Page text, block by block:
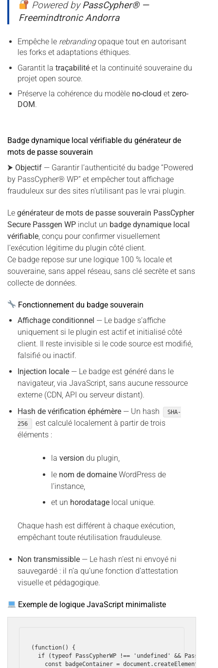
Powered byPassCypher® —
Freemindtronic Andorra
Empêche le rebrandingopaque tout en autorisant
les forks et adaptations éthiques.
Garantit la traçabilitéet la continuité souveraine du
projet open source.
Préserve la cohérence du modèle no-cloud et zero-
DOM.
Badge dynamique local vérifiable du générateur de
mots de passe souverain
⮞ Objectif — Garantir l’authenticité du badge “Powered
by PassCypher® WP” et empêcher tout affichage
frauduleux sur des sites n’utilisant pas le vrai plugin.
Le générateur de mots de passe souverain PassCypher
Secure Passgen WP inclut un badge dynamique local
vérifiable, conçu pour confirmer visuellement
l’exécution légitime du plugin côté client.
Ce badge repose sur une logique 100 % locale et
souveraine, sans appel réseau, sans clé secrète et sans
collecte de données.
Fonctionnement du badge souverain
Affichage conditionnel — Le badge s’affiche
uniquement si le plugin est actif et initialisé côté
client. Il reste invisible si le code source est modifié,
falsifié ou inactif.
Injection locale— Le badge est généré dans le
navigateur, via JavaScript, sans aucune ressource
externe (CDN, API ou serveur distant).
Hash de vérification éphémère— Un hash
SHA-
256
est calculé localement à partir de trois
éléments :
la version du plugin,
le nom de domaineWordPress de
l’instance,
et un horodatagelocal unique.
Chaque hash est différent à chaque exécution,
empêchant toute réutilisation frauduleuse.
Non transmissible— Le hash n’est ni envoyé ni
sauvegardé : il n’a qu’une fonction d’attestation
visuelle et pédagogique.
Exemple de logique JavaScript minimaliste
(function() {
if (typeof PassCypherWP !== 'undefined' &&
const badgeContainer =